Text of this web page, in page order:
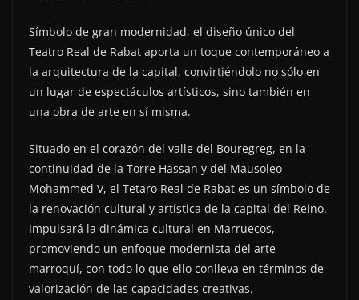
Símbolo de gran modernidad, el diseño único del
Teatro Real de Rabat aporta un toque contemporáneo a
la arquitectura de la capital, convirtiéndolo no sólo en
un lugar de espectáculos artísticos, sino también en
una obra de arte en sí misma.
Situado en el corazón del valle del Bouregreg, en la
continuidad de la Torre Hassan y del Mausoleo
Mohammed V, el Tetaro Real de Rabat es un símbolo de
la renovación cultural y artística de la capital del Reino.
Impulsará la dinámica cultural en Marruecos,
promoviendo un enfoque modernista del arte
marroquí, con todo lo que ello conlleva en términos de
valorización de las capacidades creativas.